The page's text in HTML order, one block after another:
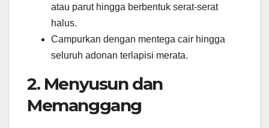
atau parut hingga berbentuk serat-serat
halus.
Campurkan dengan mentega cair hingga
seluruh adonan terlapisi merata.
2. Menyusun dan
Memanggang